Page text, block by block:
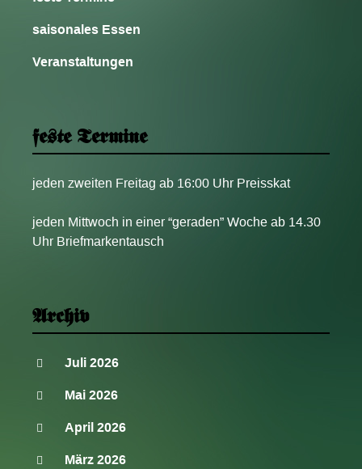
saisonales Essen
Veranstaltungen
feste Termine
jeden zweiten Freitag ab 16:00 Uhr Preisskat
jeden Mittwoch in einer “geraden” Woche ab 14.30
Uhr Briefmarkentausch
Archiv
Juli 2026
Mai 2026
April 2026
März 2026